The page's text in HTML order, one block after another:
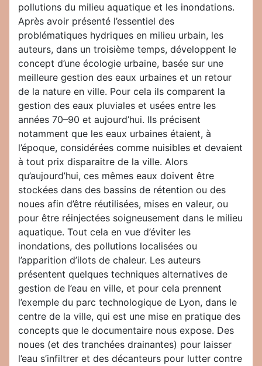
pollutions du milieu aquatique et les inondations.
Après avoir présenté l’essentiel des
problématiques hydriques en milieu urbain, les
auteurs, dans un troisième temps, développent le
concept d’une écologie urbaine, basée sur une
meilleure gestion des eaux urbaines et un retour
de la nature en ville. Pour cela ils comparent la
gestion des eaux pluviales et usées entre les
années 70–90 et aujourd’hui. Ils précisent
notamment que les eaux urbaines étaient, à
l’époque, considérées comme nuisibles et devaient
à tout prix disparaitre de la ville. Alors
qu’aujourd’hui, ces mêmes eaux doivent être
stockées dans des bassins de rétention ou des
noues afin d’être réutilisées, mises en valeur, ou
pour être réinjectées soigneusement dans le milieu
aquatique. Tout cela en vue d’éviter les
inondations, des pollutions localisées ou
l’apparition d’ilots de chaleur. Les auteurs
présentent quelques techniques alternatives de
gestion de l’eau en ville, et pour cela prennent
l’exemple du parc technologique de Lyon, dans le
centre de la ville, qui est une mise en pratique des
concepts que le documentaire nous expose. Des
noues (et des tranchées drainantes) pour laisser
l’eau s’infiltrer et des décanteurs pour lutter contre